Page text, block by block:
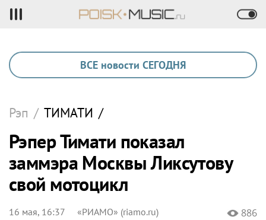
ВСЕ новости СЕГОДНЯ
Рэп / ТИМАТИ /
Рэпер Тимати показал
заммэра Москвы Ликсутову
свой мотоцикл
16 мая, 16:37 «РИАМО» (riamo.ru) 886